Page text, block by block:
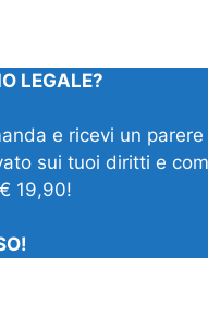
LEGALE?
e ricevi un parere
sui tuoi diritti e
19,90!